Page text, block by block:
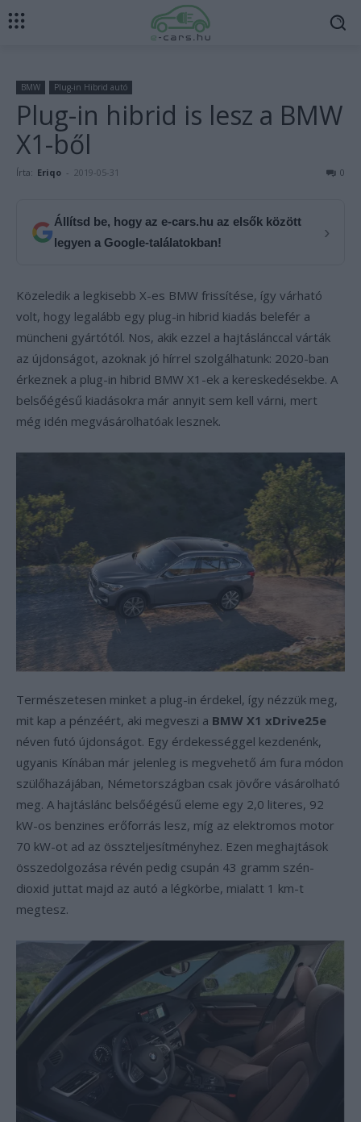
BMW Plug-in Hibrid autó
Plug-in hibrid is lesz a BMW
X1-ből
Írta: Eriqo - 2019-05-31 0
Állítsd be, hogy az e-cars.hu az elsők között
legyen a Google-találatokban!
›
Közeledik a legkisebb X-es BMW frissítése, így várható
volt, hogy legalább egy plug-in hibrid kiadás belefér a
müncheni gyártótól. Nos, akik ezzel a hajtáslánccal várták
az újdonságot, azoknak jó hírrel szolgálhatunk: 2020-ban
érkeznek a plug-in hibrid BMW X1-ek a kereskedésekbe. A
belsőégésű kiadásokra már annyit sem kell várni, mert
még idén megvásárolhatóak lesznek.
Természetesen minket a plug-in érdekel, így nézzük meg,
mit kap a pénzéért, aki megveszi a BMW X1 xDrive25e
néven futó újdonságot. Egy érdekességgel kezdenénk,
ugyanis Kínában már jelenleg is megvehető ám fura módon
szülőhazájában, Németországban csak jövőre vásárolható
meg. A hajtáslánc belsőégésű eleme egy 2,0 literes, 92
kW-os benzines erőforrás lesz, míg az elektromos motor
70 kW-ot ad az összteljesítményhez. Ezen meghajtások
összedolgozása révén pedig csupán 43 gramm szén-
dioxid juttat majd az autó a légkörbe, mialatt 1 km-t
megtesz.